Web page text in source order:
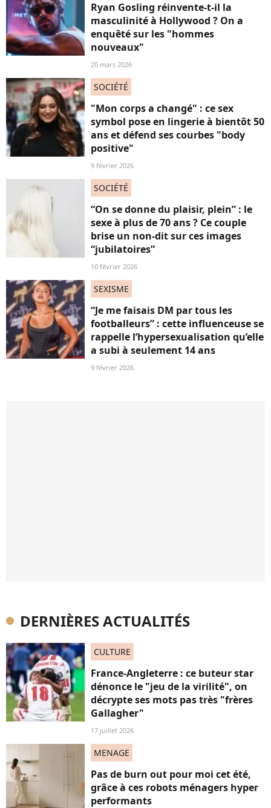
Ryan Gosling réinvente-t-il la
masculinité à Hollywood ? On a
enquêté sur les "hommes
nouveaux"
20 mars 2026
SOCIÉTÉ
"Mon corps a changé" : ce sex
symbol pose en lingerie à bientôt 50
ans et défend ses courbes "body
positive"
9 février 2026
SOCIÉTÉ
“On se donne du plaisir, plein” : le
sexe à plus de 70 ans ? Ce couple
brise un non-dit sur ces images
“jubilatoires”
10 février 2026
SEXISME
“Je me faisais DM par tous les
footballeurs” : cette influenceuse se
rappelle l’hypersexualisation qu’elle
a subi à seulement 14 ans
9 février 2026
DERNIÈRES ACTUALITÉS
CULTURE
France-Angleterre : ce buteur star
dénonce le "jeu de la virilité", on
décrypte ses mots pas très "frères
Gallagher"
17 juillet 2026
MENAGE
Pas de burn out pour moi cet été,
grâce à ces robots ménagers hyper
performants